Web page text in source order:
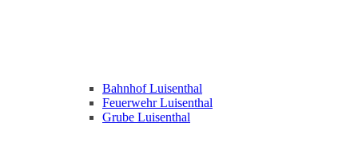
Bahnhof Luisenthal
Feuerwehr Luisenthal
Grube Luisenthal